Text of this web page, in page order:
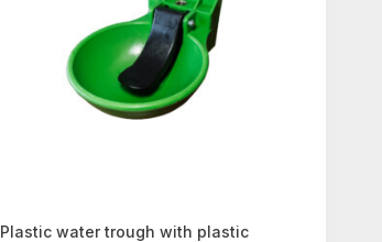
Plastic water trough with plastic